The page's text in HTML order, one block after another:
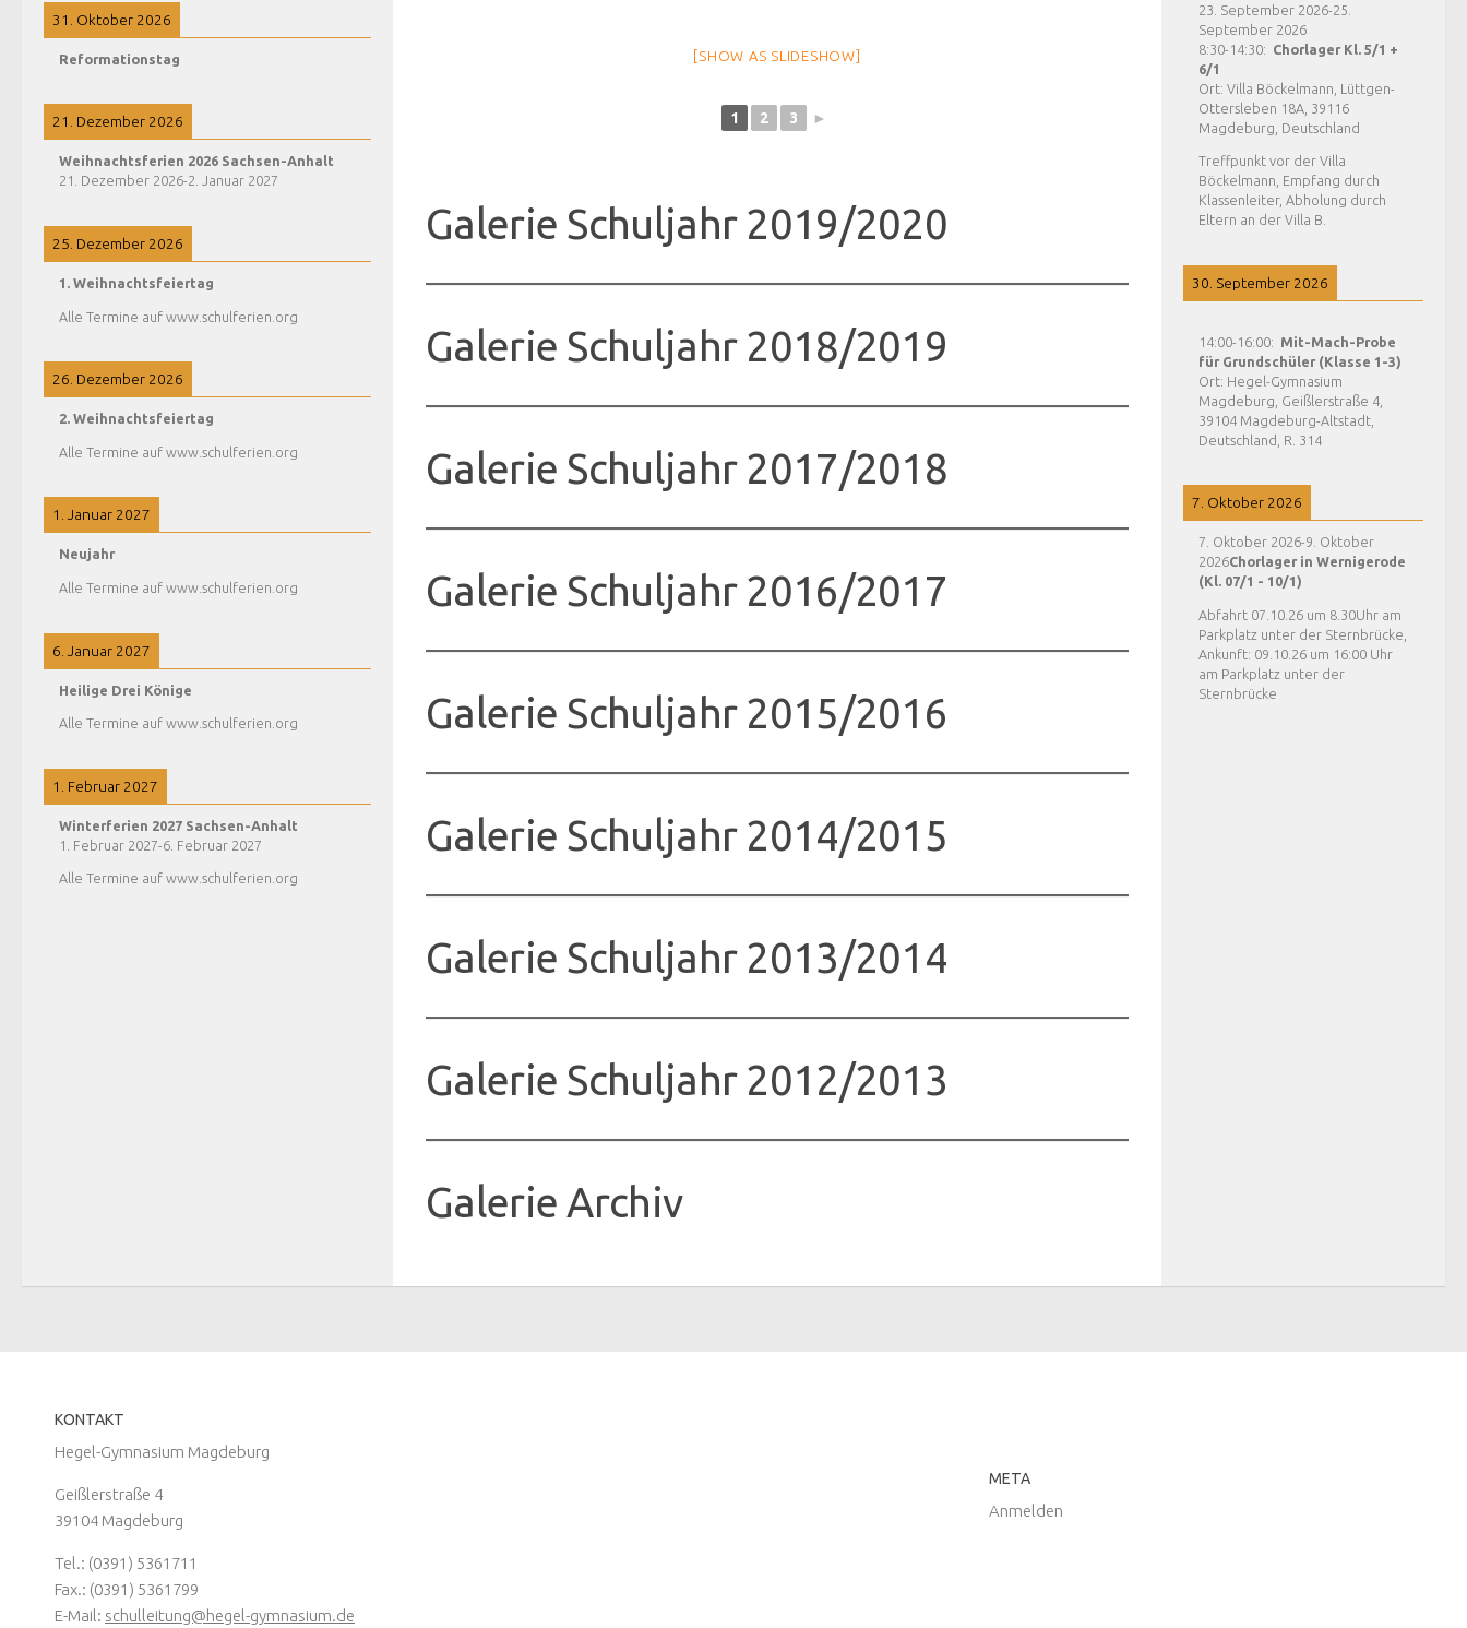
[SHOW AS SLIDESHOW]
1 2 3 ►
Galerie Schuljahr 2019/2020
Galerie Schuljahr 2018/2019
Galerie Schuljahr 2017/2018
Galerie Schuljahr 2016/2017
Galerie Schuljahr 2015/2016
Galerie Schuljahr 2014/2015
Galerie Schuljahr 2013/2014
Galerie Schuljahr 2012/2013
Galerie Archiv
31. Oktober 2026
Reformationstag
21. Dezember 2026
Weihnachtsferien 2026 Sachsen-Anhalt
21. Dezember 2026-2. Januar 2027
25. Dezember 2026
1. Weihnachtsfeiertag
Alle Termine auf www.schulferien.org
26. Dezember 2026
2. Weihnachtsfeiertag
Alle Termine auf www.schulferien.org
1. Januar 2027
Neujahr
Alle Termine auf www.schulferien.org
6. Januar 2027
Heilige Drei Könige
Alle Termine auf www.schulferien.org
1. Februar 2027
Winterferien 2027 Sachsen-Anhalt
1. Februar 2027-6. Februar 2027
Alle Termine auf www.schulferien.org
23. September 2026-25.
September 2026
8:30- 14:30: Chorlager Kl. 5/1 +
6/1
Ort: Villa Böckelmann, Lüttgen-
Ottersleben 18A, 39116
Magdeburg, Deutschland
Treffpunkt vor der Villa
Böckelmann, Empfang durch
Klassenleiter, Abholung durch
Eltern an der Villa B.
30. September 2026
14:00- 16:00: Mit-Mach-Probe
für Grundschüler (Klasse 1-3)
Ort: Hegel-Gymnasium
Magdeburg, Geißlerstraße 4,
39104 Magdeburg-Altstadt,
Deutschland, R. 314
7. Oktober 2026
7. Oktober 2026-9. Oktober
2026Chorlager in Wernigerode
(Kl. 07/1 - 10/1)
Abfahrt 07.10.26 um 8.30Uhr am
Parkplatz unter der Sternbrücke,
Ankunft: 09.10.26 um 16:00 Uhr
am Parkplatz unter der
Sternbrücke
KONTAKT
Hegel-Gymnasium Magdeburg
Geißlerstraße 4
39104 Magdeburg
Tel.: (0391) 5361711
Fax.: (0391) 5361799
E-Mail: schulleitung@hegel-gymnasium.de
META
Anmelden